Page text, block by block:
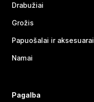
Drabužiai
Grožis
Papuošalai ir aksesuarai
Namai
Pagalba